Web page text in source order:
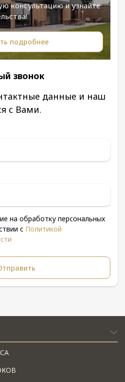
консультацию и узнайте
подробнее
звонок
данные и наш
с Вами.
на обработку персональных
с Политикой